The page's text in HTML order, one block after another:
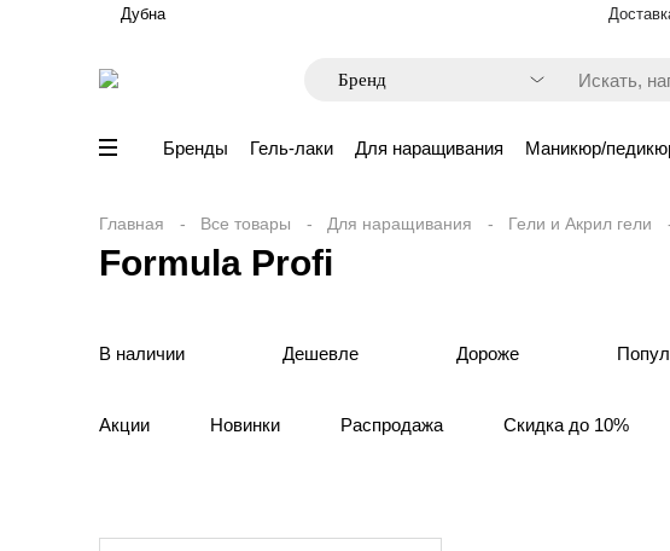
Дубна
Искать,
Бренды Гель-лаки Для наращивания Маникюр/
Главная Все товары Для наращивания Гели и Акрил гели
Formula Profi
В наличии Дешевле Дороже
Акции Новинки Распродажа Скидка до 10%